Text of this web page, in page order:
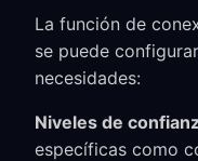
La función de
se puede
necesidades:
Niveles de
específicas como